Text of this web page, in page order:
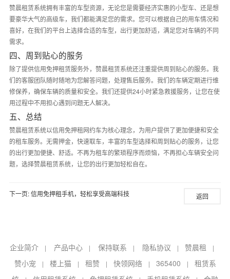
赞晨租赁系统拥有丰富的车型资源，无论您是需要经济实惠的小型车、还是想
要豪华大气的高级车，我们都能满足您的需求。您可以根据自己的用车情况和
喜好，在我们的平台上选择合适的车型，出行更加舒适，满足您对车辆的不同
需求。
四、周到贴心的服务
除了提供信用免押租赁服务外，赞晨租赁系统还注重提供周到贴心的服务。我
们的客服团队随时随地为您解答问题，处理售后服务。我们的车辆定期进行维
修保养，确保车辆的质量和安全。我们还提供24小时紧急救援服务，让您在使
用过程中不用担心遇到问题无人解决。
五、总结
赞晨租赁系统以信用免押租网约车为核心理念，为用户提供了更加便捷和安全
的租车服务。无需押金，快速取车，丰富的车型选择和周到贴心的服务，让您
的出行更加便捷、舒适。不再为租车的繁琐程序而烦恼，不再担心车辆安全问
题，选择赞晨租赁系统，让您的出行更加轻松自在。
返回
下一页:信用免押租手机，轻松享受高端科技
企业简介 | 产品中心 | 保持联系 | 隐私协议 | 赞晨租 |
赞小宠 | 楼上猫| 租赞| 快领网络| 365400 | 租赁系